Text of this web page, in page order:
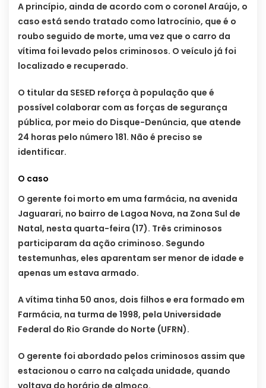
A princípio, ainda de acordo com o coronel Araújo, o
caso está sendo tratado como latrocínio, que é o
roubo seguido de morte, uma vez que o carro da
vítima foi levado pelos criminosos. O veículo já foi
localizado e recuperado.
O titular da SESED reforça à população que é
possível colaborar com as forças de segurança
pública, por meio do Disque-Denúncia, que atende
24 horas pelo número 181. Não é preciso se
identificar.
O caso
O gerente foi morto em uma farmácia, na avenida
Jaguarari, no bairro de Lagoa Nova, na Zona Sul de
Natal, nesta quarta-feira (17). Três criminosos
participaram da ação criminoso. Segundo
testemunhas, eles aparentam ser menor de idade e
apenas um estava armado.
A vítima tinha 50 anos, dois filhos e era formado em
Farmácia, na turma de 1998, pela Universidade
Federal do Rio Grande do Norte (UFRN).
O gerente foi abordado pelos criminosos assim que
estacionou o carro na calçada unidade, quando